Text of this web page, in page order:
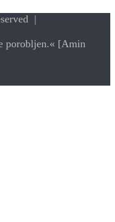
|
porobljen.« [Amin